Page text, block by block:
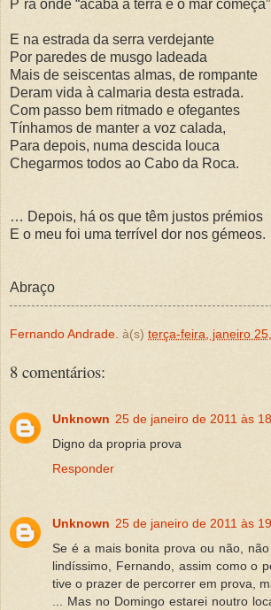
P´ra onde “acaba a terra e o mar
E na estrada da serra verdejante
Por paredes de musgo ladeada
Mais de seiscentas almas, de rompante
Deram vida à calmaria desta estrada.
Com passo bem ritmado e ofegantes
Tínhamos de manter a voz calada,
Para depois, numa descida louca
Chegarmos todos ao Cabo da Roca.
… Depois, há os que têm justos prémios
E o meu foi uma terrível dor nos gémeos.
Abraço
Fernando Andrade. à(s) terça-feira, janeiro
8 comentários:
Unknown 25 de janeiro de 2011 às
Digno da propria prova
Responder
Unknown 25 de janeiro de 2011 às
Se é a mais bonita prova ou não,
lindíssimo, Fernando, assim como o
tive o prazer de percorrer em prova,
... Mas no Domingo estarei noutro